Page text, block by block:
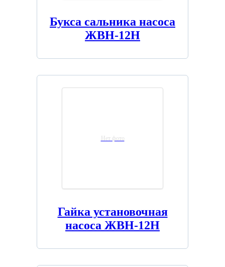
Букса сальника насоса
ЖВН-12Н
Нет фото
Гайка установочная
насоса ЖВН-12Н